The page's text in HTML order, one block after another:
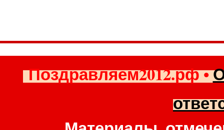
Поздравляем2012.рф•